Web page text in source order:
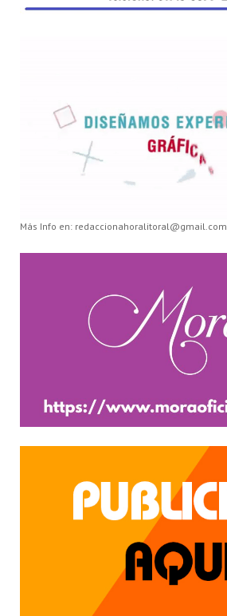
Más Info en: redaccionahoralitoral@gmail.com